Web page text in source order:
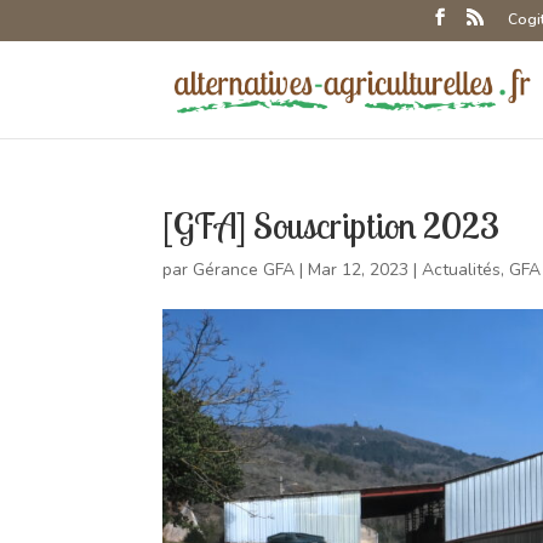
[GFA] Souscription 2023
par Gérance GFA |Mar 12, 2023 |Actualités, GFA